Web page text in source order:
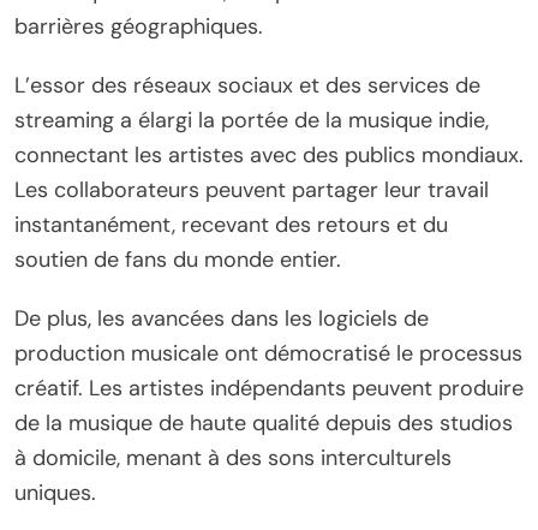
barrières géographiques.
L’essor des réseaux sociaux et des services de
streaming a élargi la portée de la musique indie,
connectant les artistes avec des publics mondiaux.
Les collaborateurs peuvent partager leur travail
instantanément, recevant des retours et du
soutien de fans du monde entier.
De plus, les avancées dans les logiciels de
production musicale ont démocratisé le processus
créatif. Les artistes indépendants peuvent produire
de la musique de haute qualité depuis des studios
à domicile, menant à des sons interculturels
uniques.